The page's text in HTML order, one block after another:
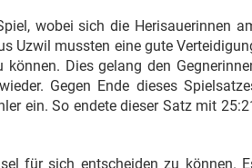
wobei sich die Herisauerinnen
Uzwil mussten eine gute
Dies gelang den
Gegen Ende dieses
ein. So endete dieser Satz mit
für sich entscheiden zu können.